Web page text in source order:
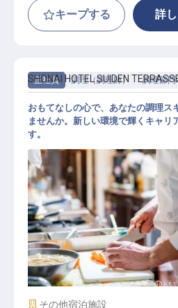
キープする 詳
正社員 調理（調理師） 調理部門
調理スタッフ
SHONAI HOTEL SUIDEN
おもてなしの心で、あなたの調理ス
ませんか。新しい環境で輝くキャリ
す。
施設業態
その他宿泊施設